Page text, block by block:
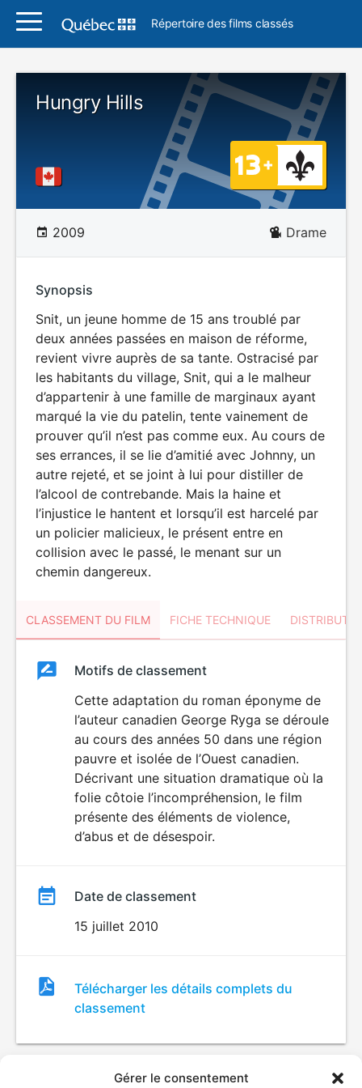
Gérer le consentement
Répertoire des films classés
Hungry Hills
2009 Drame
Synopsis
Snit, un jeune homme de 15 ans troublé par
deux années passées en maison de réforme,
revient vivre auprès de sa tante. Ostracisé par
les habitants du village, Snit, qui a le malheur
d’appartenir à une famille de marginaux ayant
marqué la vie du patelin, tente vainement de
prouver qu’il n’est pas comme eux. Au cours de
ses errances, il se lie d’amitié avec Johnny, un
autre rejeté, et se joint à lui pour distiller de
l’alcool de contrebande. Mais la haine et
l’injustice le hantent et lorsqu’il est harcelé par
un policier malicieux, le présent entre en
collision avec le passé, le menant sur un
chemin dangereux.
CLASSEMENT DU FILM FICHE TECHNIQUE
ClassementClassement
Motifs de classement
Cette adaptation du roman éponyme de
l’auteur canadien George Ryga se déroule
au cours des années 50 dans une région
pauvre et isolée de l’Ouest canadien.
Décrivant une situation dramatique où la
folie côtoie l’incompréhension, le film
présente des éléments de violence,
d’abus et de désespoir.
Date de classement
15 juillet 2010
Fichier
de
classement
Télécharger les détails complets du
classement